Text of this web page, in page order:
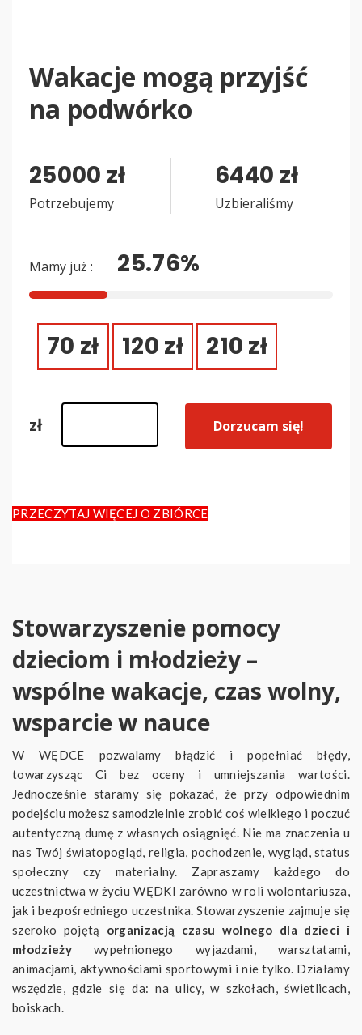
Wakacje mogą przyjść
na podwórko
25000 zł
Potrzebujemy
6440 zł
Uzbieraliśmy
Mamy już : 25.76%
70 zł 120 zł 210 zł
zł Dorzucam się!
PRZECZYTAJ WIĘCEJ O ZBIÓRCE
Stowarzyszenie pomocy
dzieciom i młodzieży –
wspólne wakacje, czas wolny,
wsparcie w nauce
W WĘDCE pozwalamy błądzić i popełniać błędy,
towarzysząc Ci bez oceny i umniejszania wartości.
Jednocześnie staramy się pokazać, że przy odpowiednim
podejściu możesz samodzielnie zrobić coś wielkiego i poczuć
autentyczną dumę z własnych osiągnięć. Nie ma znaczenia u
nas Twój światopogląd, religia, pochodzenie, wygląd, status
społeczny czy materialny. Zapraszamy każdego do
uczestnictwa w życiu WĘDKI zarówno w roli wolontariusza,
jak i bezpośredniego uczestnika. Stowarzyszenie zajmuje się
szeroko pojętą organizacją czasu wolnego dla dzieci i
młodzieżywypełnionego wyjazdami, warsztatami,
animacjami, aktywnościami sportowymi i nie tylko. Działamy
wszędzie, gdzie się da: na ulicy, w szkołach, świetlicach,
boiskach.